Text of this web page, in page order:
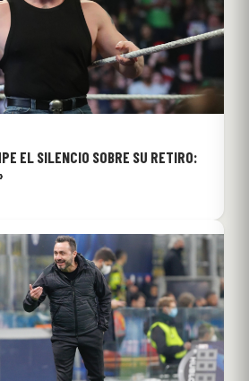
EL SILENCIO SOBRE SU RETIRO: